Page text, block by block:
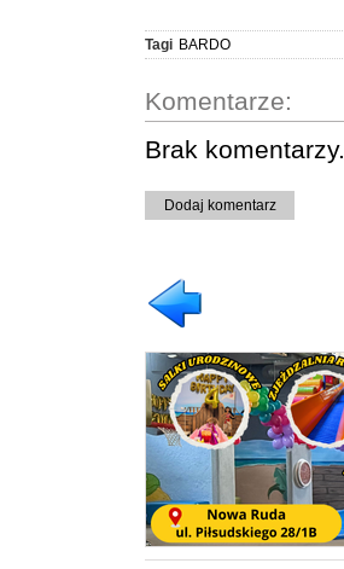
Tagi BARDO
Komentarze:
Brak komentarzy.
Dodaj komentarz